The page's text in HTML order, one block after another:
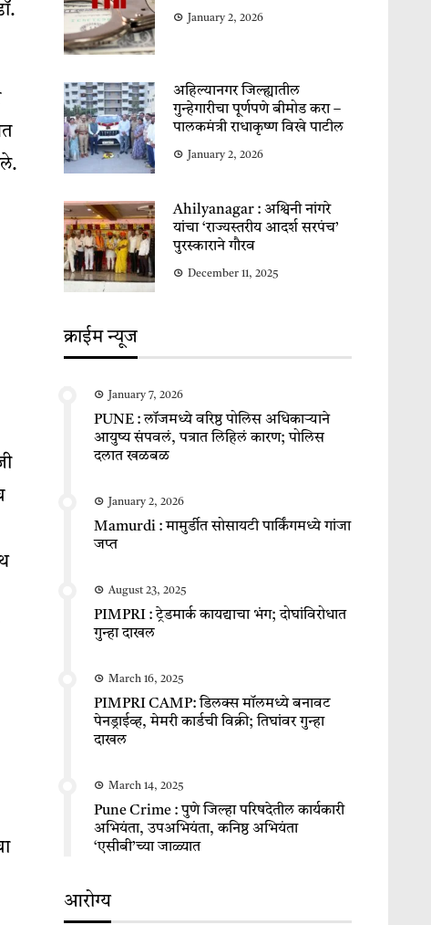
January 2, 2026
अहिल्यानगर जिल्ह्यातील
गुन्हेगारीचा पूर्णपणे बीमोड करा –
पालकमंत्री राधाकृष्ण विखे पाटील
January 2, 2026
Ahilyanagar : अश्विनी नांगरे
यांचा ‘राज्यस्तरीय आदर्श सरपंच’
पुरस्काराने गौरव
December 11, 2025
क्राईम न्यूज
January 7, 2026
PUNE : लॉजमध्ये वरिष्ठ पोलिस अधिकाऱ्याने
आयुष्य संपवलं, पत्रात लिहिलं कारण; पोलिस
दलात खळबळ
January 2, 2026
Mamurdi : मामुर्डीत सोसायटी पार्किंगमध्ये गांजा
जप्त
August 23, 2025
PIMPRI : ट्रेडमार्क कायद्याचा भंग; दोघांविरोधात
गुन्हा दाखल
March 16, 2025
PIMPRI CAMP: डिलक्स मॉलमध्ये बनावट
पेनड्राईव्ह, मेमरी कार्डची विक्री; तिघांवर गुन्हा
दाखल
March 14, 2025
Pune Crime : पुणे जिल्हा परिषदेतील कार्यकारी
अभियंता, उपअभियंता, कनिष्ठ अभियंता
‘एसीबी’च्या जाळ्यात
आरोग्य